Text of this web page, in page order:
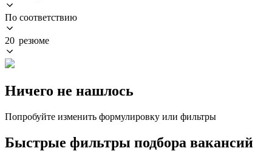
По соответствию
20 резюме
Ничего не нашлось
Попробуйте изменить формулировку или фильтры
Быстрые фильтры подбора вакансий